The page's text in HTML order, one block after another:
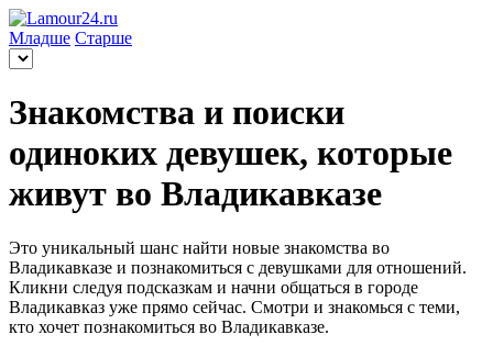
Младше Старше
Знакомства и поиски
одиноких девушек, которые
живут во Владикавказе
Это уникальный шанс найти новые знакомства во
Владикавказе и познакомиться с девушками для отношений.
Кликни следуя подсказкам и начни общаться в городе
Владикавказ уже прямо сейчас. Смотри и знакомься с теми,
кто хочет познакомиться во Владикавказе.